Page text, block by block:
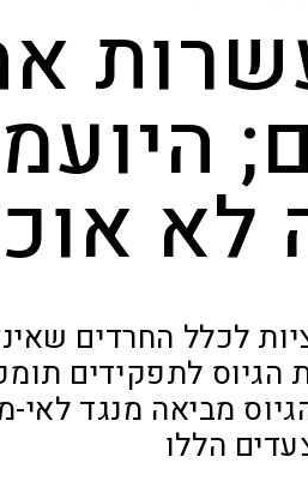
לא
לכלל החרדים
לתפקידים
מביאה מנגד
הללו